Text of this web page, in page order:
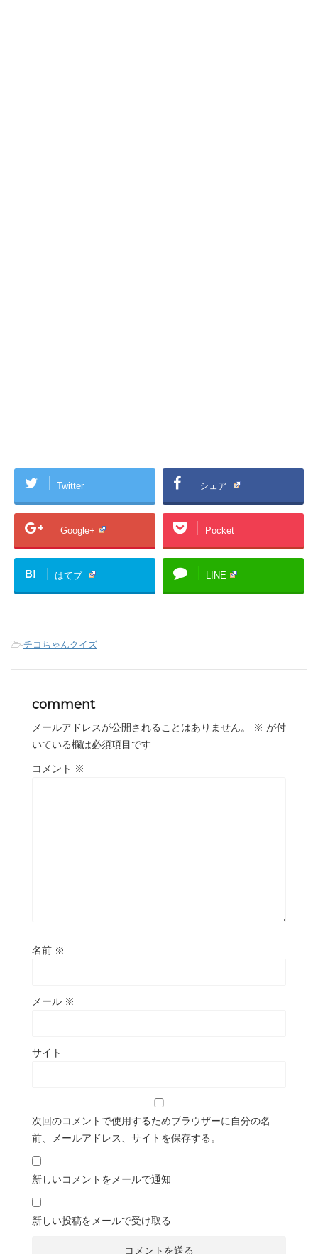
Twitter シェア
Google+ Pocket
B! はてブ LINE
-チコちゃんクイズ
comment
メールアドレスが公開されることはありません。 ※ が付
いている欄は必須項目です
コメント ※
名前 ※
メール ※
サイト
次回のコメントで使用するためブラウザーに自分の名
前、メールアドレス、サイトを保存する。
新しいコメントをメールで通知
新しい投稿をメールで受け取る